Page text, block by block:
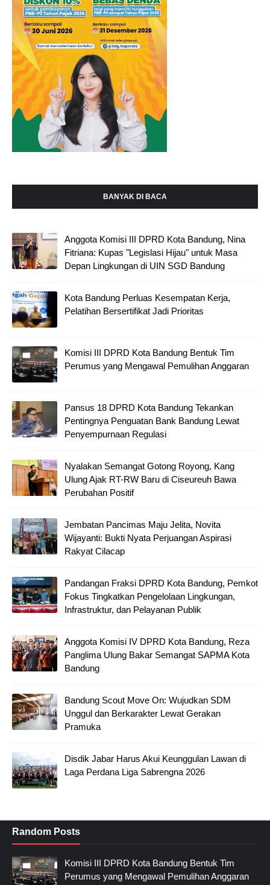
BANYAK DI BACA
Anggota Komisi III DPRD Kota Bandung, Nina
Fitriana: Kupas "Legislasi Hijau" untuk Masa
Depan Lingkungan di UIN SGD Bandung
Kota Bandung Perluas Kesempatan Kerja,
Pelatihan Bersertifikat Jadi Prioritas
Komisi III DPRD Kota Bandung Bentuk Tim
Perumus yang Mengawal Pemulihan Anggaran
Pansus 18 DPRD Kota Bandung Tekankan
Pentingnya Penguatan Bank Bandung Lewat
Penyempurnaan Regulasi
Nyalakan Semangat Gotong Royong, Kang
Ulung Ajak RT-RW Baru di Ciseureuh Bawa
Perubahan Positif
Jembatan Pancimas Maju Jelita, Novita
Wijayanti: Bukti Nyata Perjuangan Aspirasi
Rakyat Cilacap
Pandangan Fraksi DPRD Kota Bandung, Pemkot
Fokus Tingkatkan Pengelolaan Lingkungan,
Infrastruktur, dan Pelayanan Publik
Anggota Komisi IV DPRD Kota Bandung, Reza
Panglima Ulung Bakar Semangat SAPMA Kota
Bandung
Bandung Scout Move On: Wujudkan SDM
Unggul dan Berkarakter Lewat Gerakan
Pramuka
Disdik Jabar Harus Akui Keunggulan Lawan di
Laga Perdana Liga Sabrengna 2026
Random Posts
Komisi III DPRD Kota Bandung Bentuk Tim
Perumus yang Mengawal Pemulihan Anggaran